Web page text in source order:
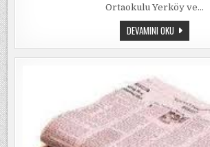
Ortaokulu Yerköy ve…
DEVAMINI OKUSORGUNLU
İLK
GAZETECI:
“NEVZAT
İLK
GAZETE:
“SORGUN”